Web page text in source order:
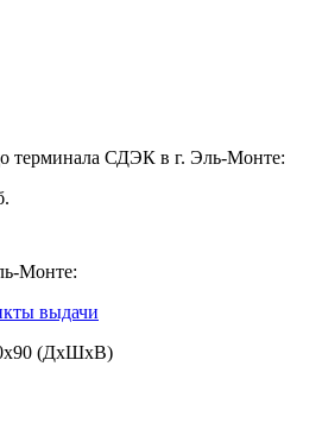
терминала СДЭК в г. Эль-Монте:
Монте:
выдачи
(ДхШхВ)